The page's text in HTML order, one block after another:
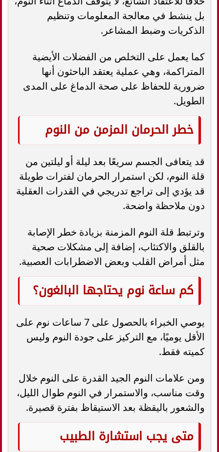
بل ينشط في معالجة المعلومات وتنظيم
الذكريات وضبط المشاعر.
كما يعمل على التخلص من الفضلات الأيضية
المتراكمة، وهي عملية يعتقد الباحثون أنها
ضرورية للحفاظ على صحة الدماغ على المدى
الطويل.
خطر الحرمان المزمن من النوم
قد يتعافى الجسم سريعًا بعد ليلة أو ليلتين من
قلة النوم، لكن استمرار الحرمان لفترات طويلة
قد يؤدي إلى تراجع تدريجي في القدرات العقلية
دون ملاحظة واضحة.
وترتبط قلة النوم المزمنة بزيادة خطر الإصابة
بالقلق والاكتئاب، إضافة إلى مشكلات صحية
مثل أمراض القلب وبعض الاضطرابات العصبية.
كم ساعة نوم يحتاجها البالغون؟
يوصي الخبراء بالحصول على 7 ساعات نوم على
الأقل يوميًا، مع التركيز على جودة النوم وليس
كميته فقط.
ومن علامات النوم الجيد القدرة على النوم خلال
وقت مناسب، والاستمرار في النوم طوال الليل،
والشعور باليقظة بعد الاستيقاظ بفترة قصيرة.
متى يجب استشارة الطبيب